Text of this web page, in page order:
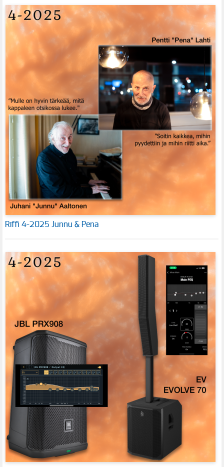
Riffi 4-2025 Junnu & Pena